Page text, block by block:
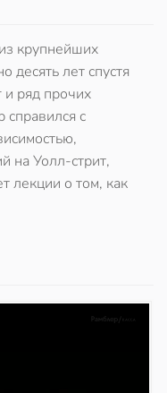
крупнейших
десять лет спустя
ряд прочих
с
на Уолл-стрит,
лекции о том, как